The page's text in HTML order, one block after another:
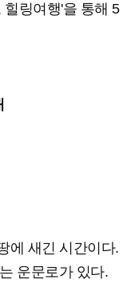
링여행'을 통해 5
에 새긴 시간이다.
운문로가 있다.